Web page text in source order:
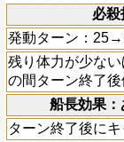
必
発動ターン：
残り体力が少な
の間ターン終了
船長効果：
ターン終了後に